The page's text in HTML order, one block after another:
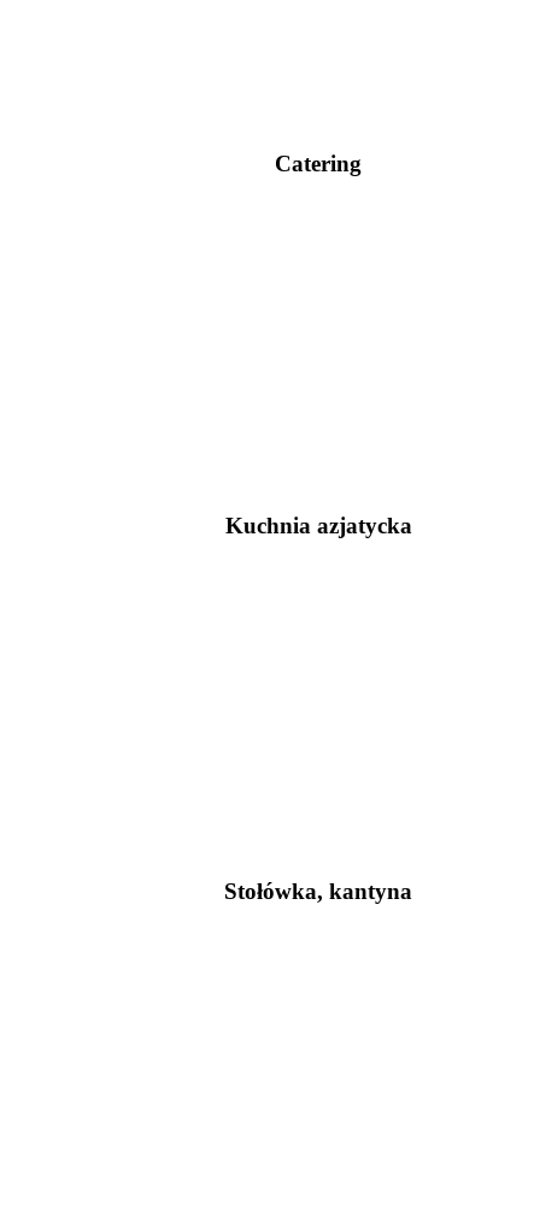
Catering
Kuchnia azjatycka
Stołówka, kantyna